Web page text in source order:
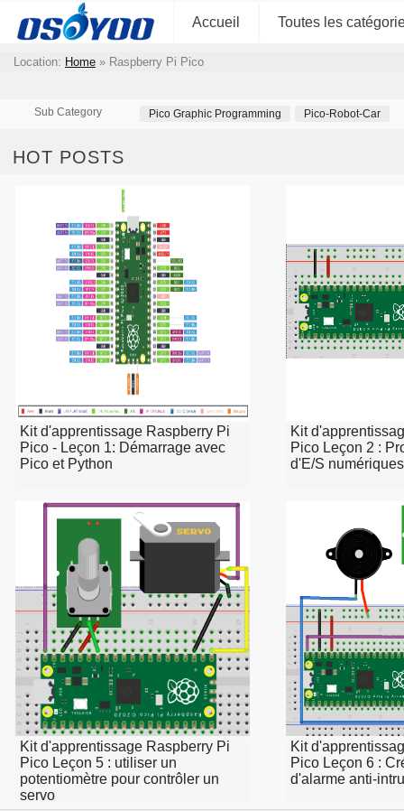
Accueil Toutes les
Location: Home » Raspberry Pi Pico
Sub Category Pico Graphic Programming Pico-Robot-Car
HOT POSTS
Kit d'apprentissage Raspberry Pi
Pico - Leçon 1: Démarrage avec
Pico et Python
Kit
Pico Leçon 2 :
d'E/S numériques
Kit d'apprentissage Raspberry Pi
Pico Leçon 5 : utiliser un
potentiomètre pour contrôler un
servo
Kit
Pico Leçon 6 :
d'alarme anti-